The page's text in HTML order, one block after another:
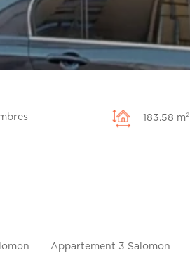
183.58 m²
Appartement 3 Salomon